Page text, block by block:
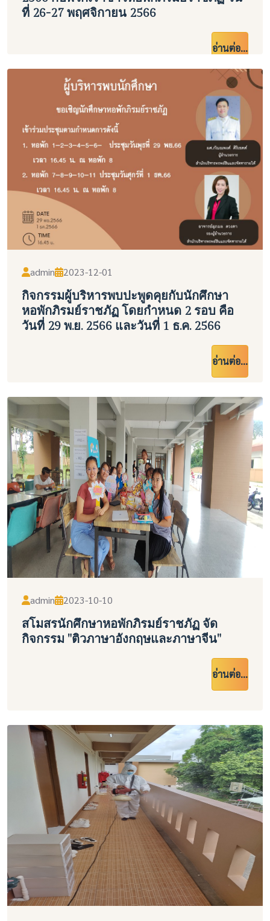
ที่ 26-27 พฤศจิกายน 2566
อ่านต่อ...
admin 2023-12-01
กิจกรรมผู้บริหารพบปะพูดคุยกับนักศึกษา
หอพักภิรมย์ราชภัฏ โดยกำหนด 2 รอบ คือ
วันที่ 29 พ.ย. 2566 และวันที่ 1 ธ.ค. 2566
อ่านต่อ...
admin 2023-10-10
สโมสรนักศึกษาหอพักภิรมย์ราชภัฏ จัด
กิจกรรม "ติวภาษาอังกฤษและภาษาจีน"
อ่านต่อ...